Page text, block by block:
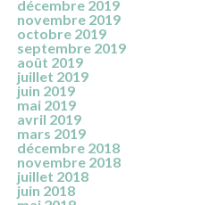
décembre 2019
novembre 2019
octobre 2019
septembre 2019
août 2019
juillet 2019
juin 2019
mai 2019
avril 2019
mars 2019
décembre 2018
novembre 2018
juillet 2018
juin 2018